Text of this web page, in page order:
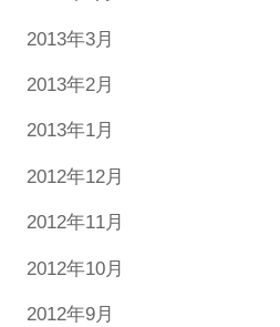
2013年3月
2013年2月
2013年1月
2012年12月
2012年11月
2012年10月
2012年9月